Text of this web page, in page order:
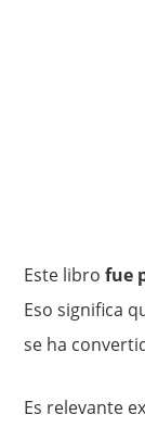
Este librofue
Eso significa
se ha
Es relevante